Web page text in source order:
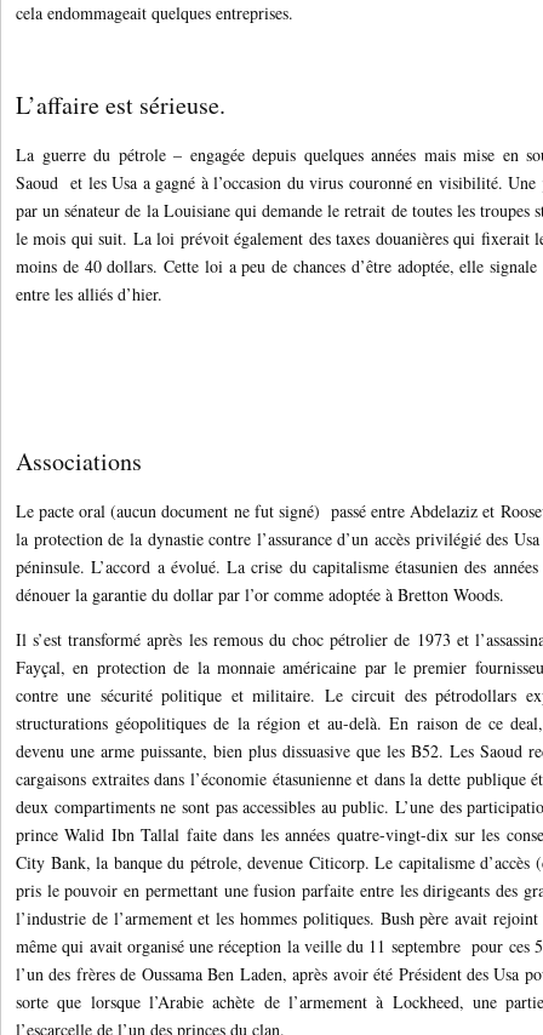
cela endommageait quelques entreprises.
L’affaire est sérieuse.
La guerre du pétrole – engagée depuis quelques années mais mise en
Saoud et les Usa a gagné à l’occasion du virus couronné en visibilité. Une
par un sénateur de la Louisiane qui demande le retrait de toutes les troupes
le mois qui suit. La loi prévoit également des taxes douanières qui fixerait
moins de 40 dollars. Cette loi a peu de chances d’être adoptée, elle
entre les alliés d’hier.
Associations
Le pacte oral (aucun document ne fut signé) passé entre Abdelaziz et
la protection de la dynastie contre l’assurance d’un accès privilégié des
péninsule. L’accord a évolué. La crise du capitalisme étasunien des
dénouer la garantie du dollar par l’or comme adoptée à Bretton Woods.
Il s’est transformé après les remous du choc pétrolier de 1973 et
Fayçal, en protection de la monnaie américaine par le premier
contre une sécurité politique et militaire. Le circuit des pétrodollars
structurations géopolitiques de la région et au-delà. En raison de ce
devenu une arme puissante, bien plus dissuasive que les B52. Les Saoud
cargaisons extraites dans l’économie étasunienne et dans la dette publique
deux compartiments ne sont pas accessibles au public. L’une des
prince Walid Ibn Tallal faite dans les années quatre-vingt-dix sur les
City Bank, la banque du pétrole, devenue Citicorp. Le capitalisme d’accès
pris le pouvoir en permettant une fusion parfaite entre les dirigeants des
l’industrie de l’armement et les hommes politiques. Bush père avait
même qui avait organisé une réception la veille du 11 septembre pour ces
l’un des frères de Oussama Ben Laden, après avoir été Président des Usa
sorte que lorsque l’Arabie achète de l’armement à Lockheed, une
l’escarcelle de l’un des princes du clan.